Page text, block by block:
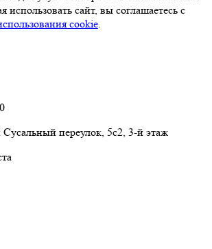
использовать сайт, вы соглашаетесь с
cookie.
переулок, 5с2, 3-й этаж